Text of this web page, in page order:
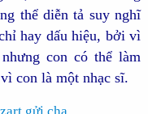
thể diễn tả suy nghĩ
hay dấu hiệu, bởi vì
con có thể làm
con là một nhạc sĩ.
gửi cha